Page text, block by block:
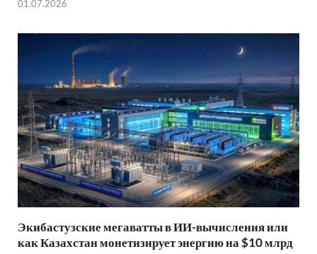
01.07.2026
Экибастузские мегаватты в ИИ-вычисления или
как Казахстан монетизирует энергию на $10 млрд